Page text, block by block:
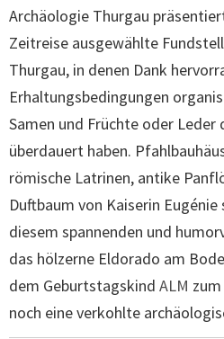
Archäologie Thurgau
Zeitreise ausgewählte
Thurgau, in denen Dank
Erhaltungsbedingungen
Samen und Früchte oder Leder
überdauert haben.
römische Latrinen, antike
Duftbaum von Kaiserin
diesem spannenden und
das hölzerne Eldorado am
dem Geburtstagskind ALM
noch eine verkohlte